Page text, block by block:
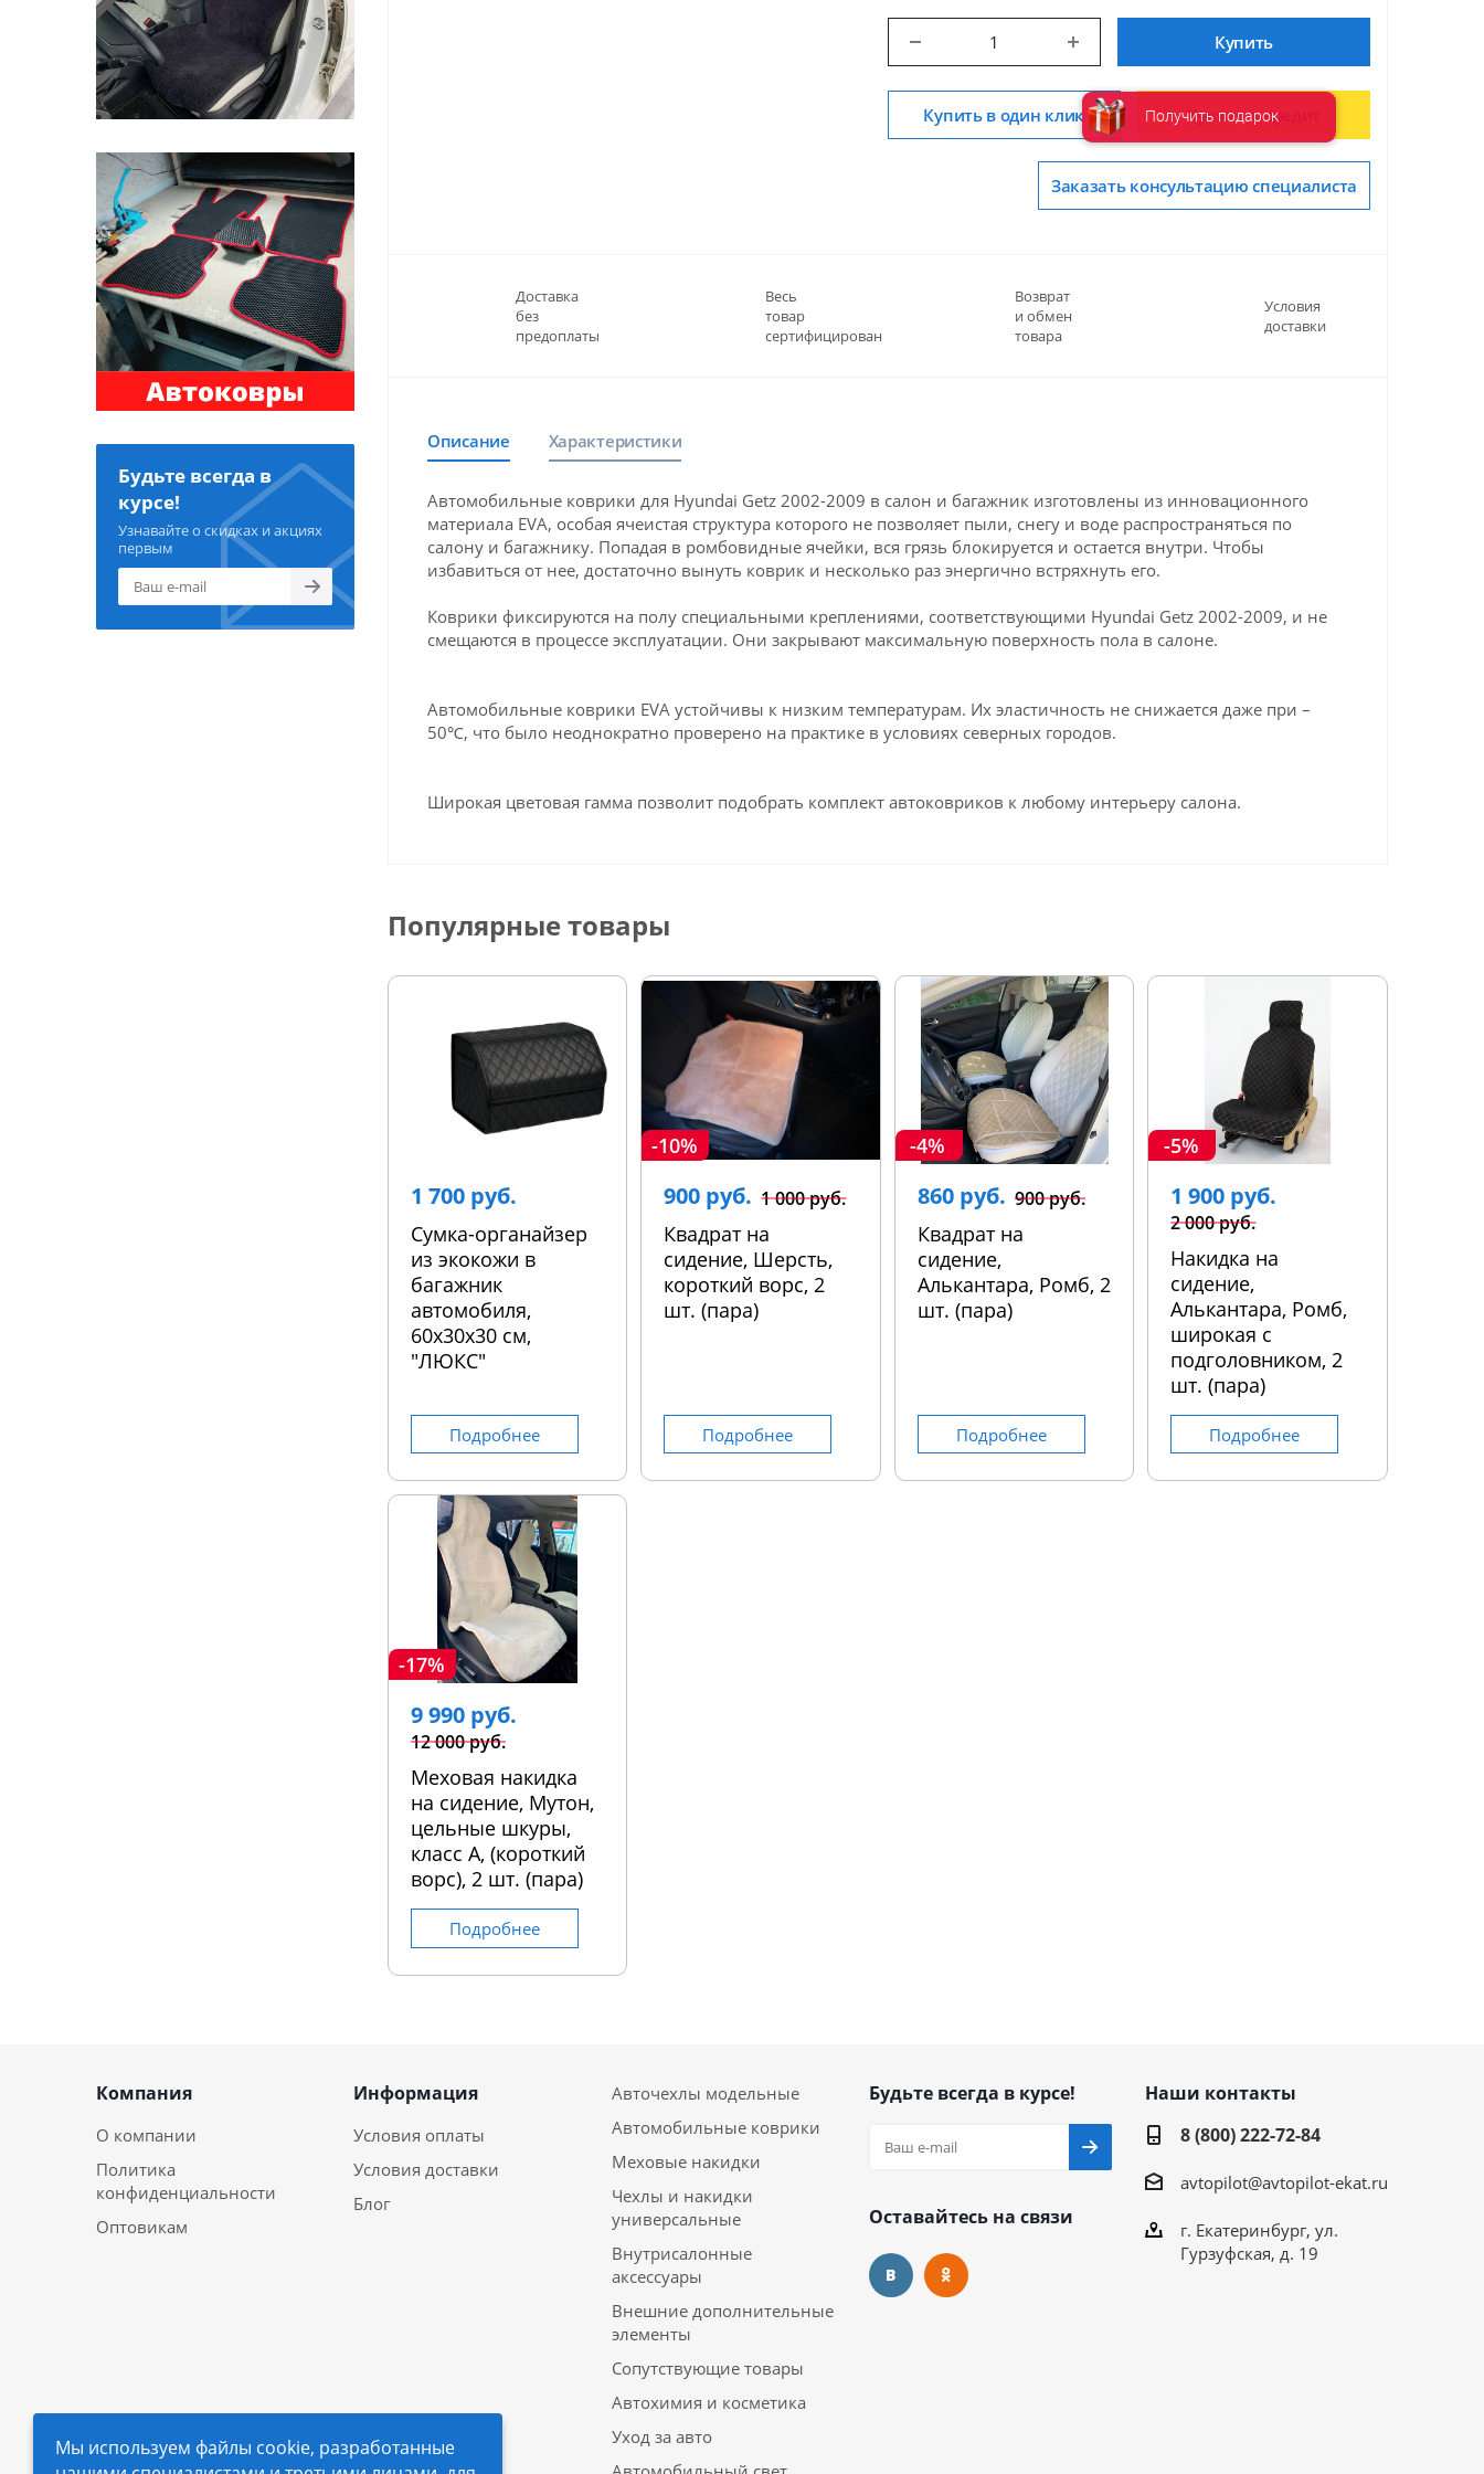
Будьте всегда в
курсе!
Узнавайте о скидках и акциях
первым
Купить
Купить в один клик Купить в кредит
Заказать консультацию специалиста
Доставка
без
предоплаты
Весь
товар
сертифицирован
Возврат
и обмен
товара
Условия
доставки
Описание Характеристики
Автомобильные коврики для Hyundai Getz 2002-2009 в салон и багажник изготовлены из инновационного
материала EVA, особая ячеистая структура которого не позволяет пыли, снегу и воде распространяться по
салону и багажнику. Попадая в ромбовидные ячейки, вся грязь блокируется и остается внутри. Чтобы
избавиться от нее, достаточно вынуть коврик и несколько раз энергично встряхнуть его.
Коврики фиксируются на полу специальными креплениями, соответствующими Hyundai Getz 2002-2009, и не
смещаются в процессе эксплуатации. Они закрывают максимальную поверхность пола в салоне.
Автомобильные коврики EVA устойчивы к низким температурам. Их эластичность не снижается даже при –
50℃, что было неоднократно проверено на практике в условиях северных городов.
Широкая цветовая гамма позволит подобрать комплект автоковриков к любому интерьеру салона.
Популярные товары
1 700 руб.
Сумка-органайзер
из экокожи в
багажник
автомобиля,
60х30х30 см,
"ЛЮКС"
Подробнее
-10%
900 руб. 1 000 руб.
Квадрат на
сидение, Шерсть,
короткий ворс, 2
шт. (пара)
Подробнее
-4%
860 руб. 900 руб.
Квадрат на
сидение,
Алькантара, Ромб, 2
шт. (пара)
Подробнее
-5%
1 900 руб.
2 000 руб.
Накидка на
сидение,
Алькантара, Ромб,
широкая с
подголовником, 2
шт. (пара)
Подробнее
-17%
9 990 руб.
12 000 руб.
Меховая накидка
на сидение, Мутон,
цельные шкуры,
класс А, (короткий
ворс), 2 шт. (пара)
Подробнее
Компания
О компании
Политика
конфиденциальности
Оптовикам
Информация
Условия оплаты
Условия доставки
Блог
Авточехлы модельные
Автомобильные коврики
Меховые накидки
Чехлы и накидки
универсальные
Внутрисалонные
аксессуары
Внешние дополнительные
элементы
Сопутствующие товары
Автохимия и косметика
Уход за авто
Будьте всегда в курсе!
Оставайтесь на связи
Наши контакты
8 (800) 222-72-84
avtopilot@avtopilot-ekat.ru
г. Екатеринбург, ул.
Гурзуфская, д. 19
Мы используем файлы cookie, разработанные
Получить подарок